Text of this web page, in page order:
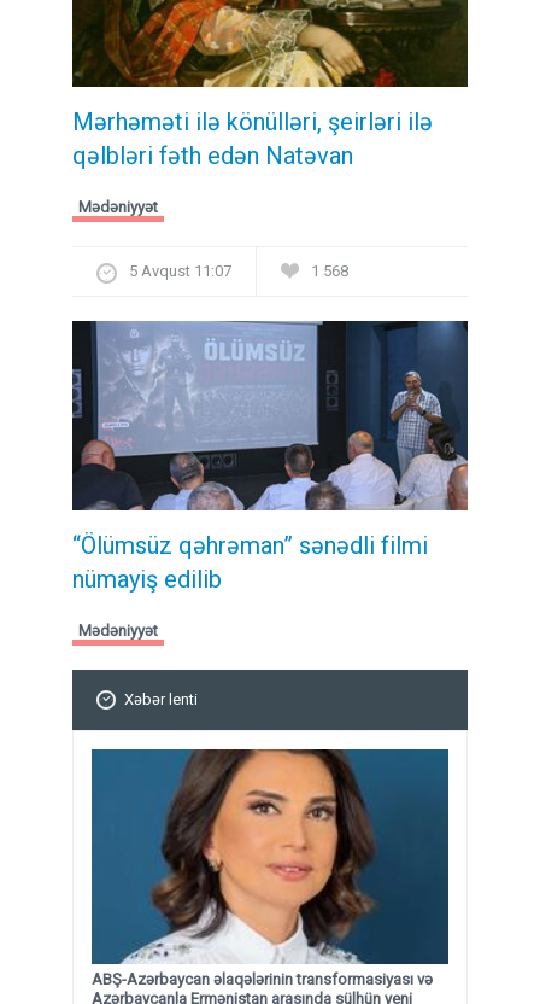
Mərhəməti ilə könülləri, şeirləri ilə
qəlbləri fəth edən Natəvan
Mədəniyyət
5 Avqust 11:07 1 568
“Ölümsüz qəhrəman” sənədli filmi
nümayiş edilib
Mədəniyyət
Xəbər lenti
ABŞ-Azərbaycan əlaqələrinin transformasiyası və
Azərbaycanla Ermənistan arasında sülhün yeni